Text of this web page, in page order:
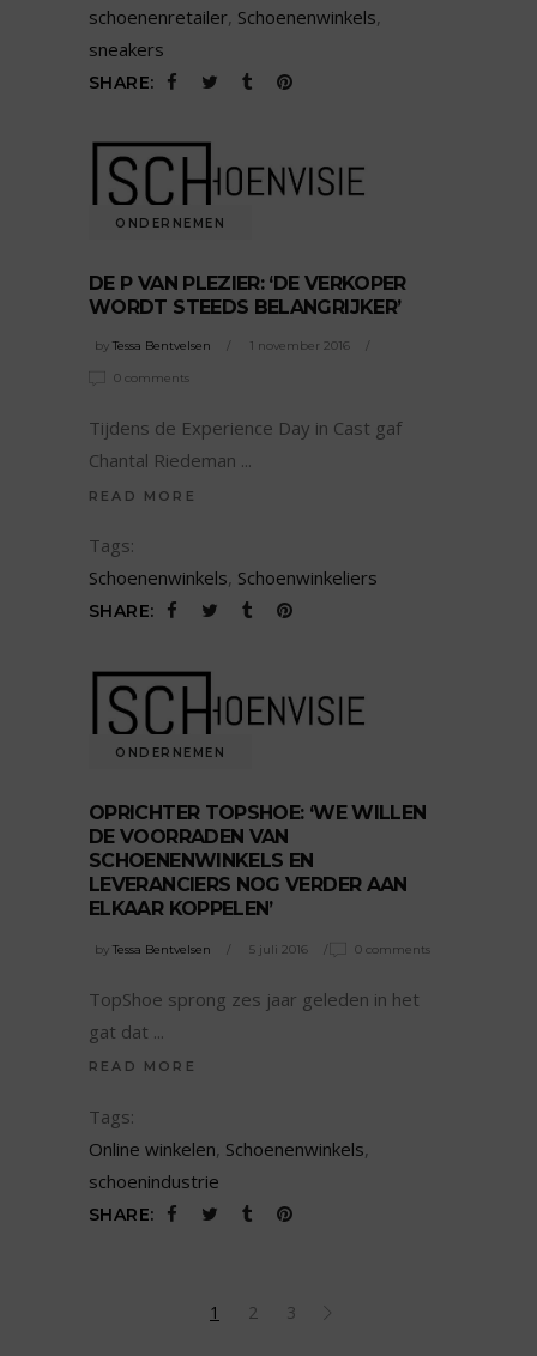
schoenenretailer, Schoenenwinkels,
sneakers
SHARE:
ONDERNEMEN
DE P VAN PLEZIER: ‘DE VERKOPER
WORDT STEEDS BELANGRIJKER’
by Tessa Bentvelsen 1 november 2016
0 comments
Tijdens de Experience Day in Cast gaf
Chantal Riedeman
READ MORE
Tags:
Schoenenwinkels, Schoenwinkeliers
SHARE:
ONDERNEMEN
OPRICHTER TOPSHOE: ‘WE WILLEN
DE VOORRADEN VAN
SCHOENENWINKELS EN
LEVERANCIERS NOG VERDER AAN
ELKAAR KOPPELEN’
by Tessa Bentvelsen 5 juli 2016 0 comments
TopShoe sprong zes jaar geleden in het
gat dat
READ MORE
Tags:
Online winkelen, Schoenenwinkels,
schoenindustrie
SHARE:
1 2 3